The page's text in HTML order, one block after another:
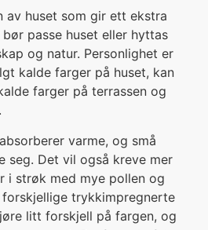
av huset som gir ett ekstra
passe huset eller hyttas
og natur. Personlighet er
kalde farger på huset, kan
farger på terrassen og
varme, og små
seg. Det vil også kreve mer
i strøk med mye pollen og
trykkimpregnerte
litt forskjell på fargen, og